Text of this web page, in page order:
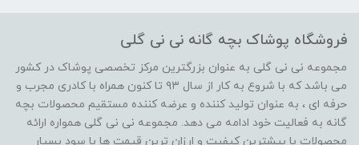
فروشگاه پوشاک بچه گانه نی نی گلی
مجموعه نی نی گلی به عنوان بزرگترین مرکز تخصصی پوشاک در کشور
می باشد که با شروع به کار از سال ۹۳ تا کنون همراه با کادری مجرب و
حرفه ای ، به عنوان تولید کننده و عرضه کننده مستقیم محصولات بچه
گانه به فعالیت خود ادامه می دهد. مجموعه نی نی گلی همواره ارائه
محصولات با بیشترین کیفیت و ارزان ترین قیمت ها با سود بسیار